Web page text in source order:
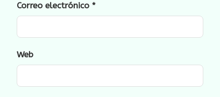
Correo electrónico *
Web